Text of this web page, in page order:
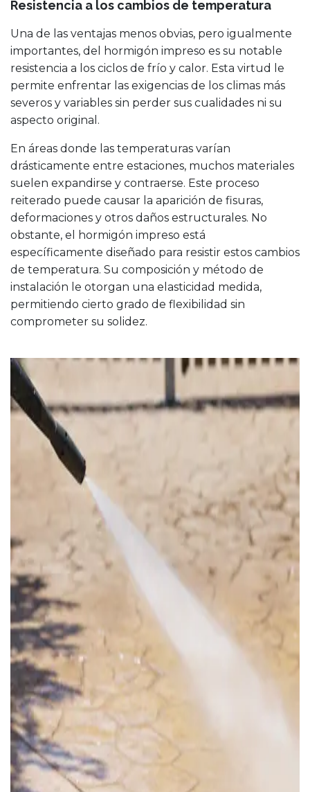
Resistencia a los cambios de temperatura
Una de las ventajas menos obvias, pero igualmente
importantes, del hormigón impreso es su notable
resistencia a los ciclos de frío y calor. Esta virtud le
permite enfrentar las exigencias de los climas más
severos y variables sin perder sus cualidades ni su
aspecto original.
En áreas donde las temperaturas varían
drásticamente entre estaciones, muchos materiales
suelen expandirse y contraerse. Este proceso
reiterado puede causar la aparición de fisuras,
deformaciones y otros daños estructurales. No
obstante, el hormigón impreso está
específicamente diseñado para resistir estos cambios
de temperatura. Su composición y método de
instalación le otorgan una elasticidad medida,
permitiendo cierto grado de flexibilidad sin
comprometer su solidez.